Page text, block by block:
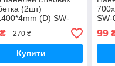
(2шт)
(D) SW-
270 ₴
Купити
SW-
99